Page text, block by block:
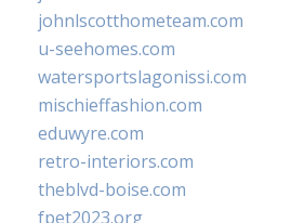
johnlscotthometeam.com
u-seehomes.com
watersportslagonissi.com
mischieffashion.com
eduwyre.com
retro-interiors.com
theblvd-boise.com
fpet2023.org